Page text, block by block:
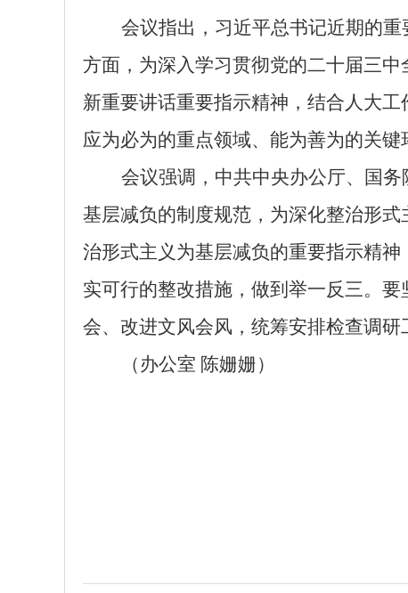
会议指出， 习近平总书记近期的
方面，为深入学习贯彻党的二十届三
新重要讲话重要指示精神 ，结合人大
应为必为的重点领域、能为善为的关键
会议强调，中共中央办公厅、国
基层减负的制度规范，为深化整治形
治形式主义为基层减负的重要指示精
实可行的整改措施，做到举一反三。
会、改进文风会风，统筹安排检查调研
（办公室 陈姗姗）